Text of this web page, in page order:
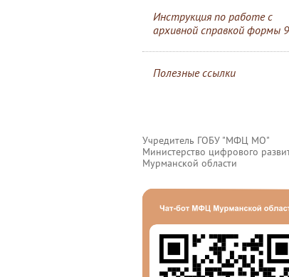
Инструкция по работе с
архивной справкой формы 9
Полезные ссылки
Учредитель ГОБУ "МФЦ МО"
Министерство цифрового
Мурманской области